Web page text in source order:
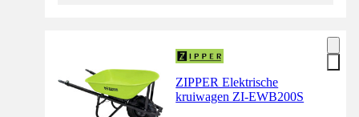
ZIPPER Elektrische
kruiwagen ZI-EWB200S